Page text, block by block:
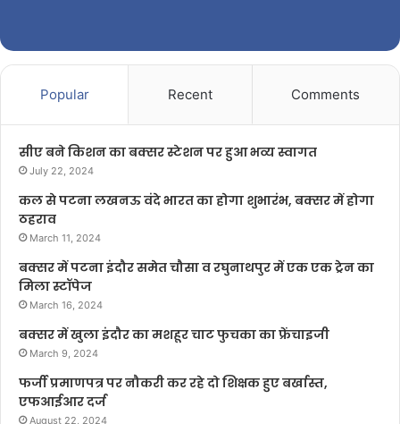
Popular Recent Comments
सीए बने किशन का बक्सर स्टेशन पर हुआ भव्य स्वागत
July 22, 2024
कल से पटना लखनऊ वंदे भारत का होगा शुभारंभ, बक्सर में होगा
ठहराव
March 11, 2024
बक्सर में पटना इंदौर समेत चौसा व रघुनाथपुर में एक एक ट्रेन का
मिला स्टॉपेज
March 16, 2024
बक्सर में खुला इंदौर का मशहूर चाट फुचका का फ्रेंचाइजी
March 9, 2024
फर्जी प्रमाणपत्र पर नौकरी कर रहे दो शिक्षक हुए बर्खास्त,
एफआईआर दर्ज
August 22, 2024